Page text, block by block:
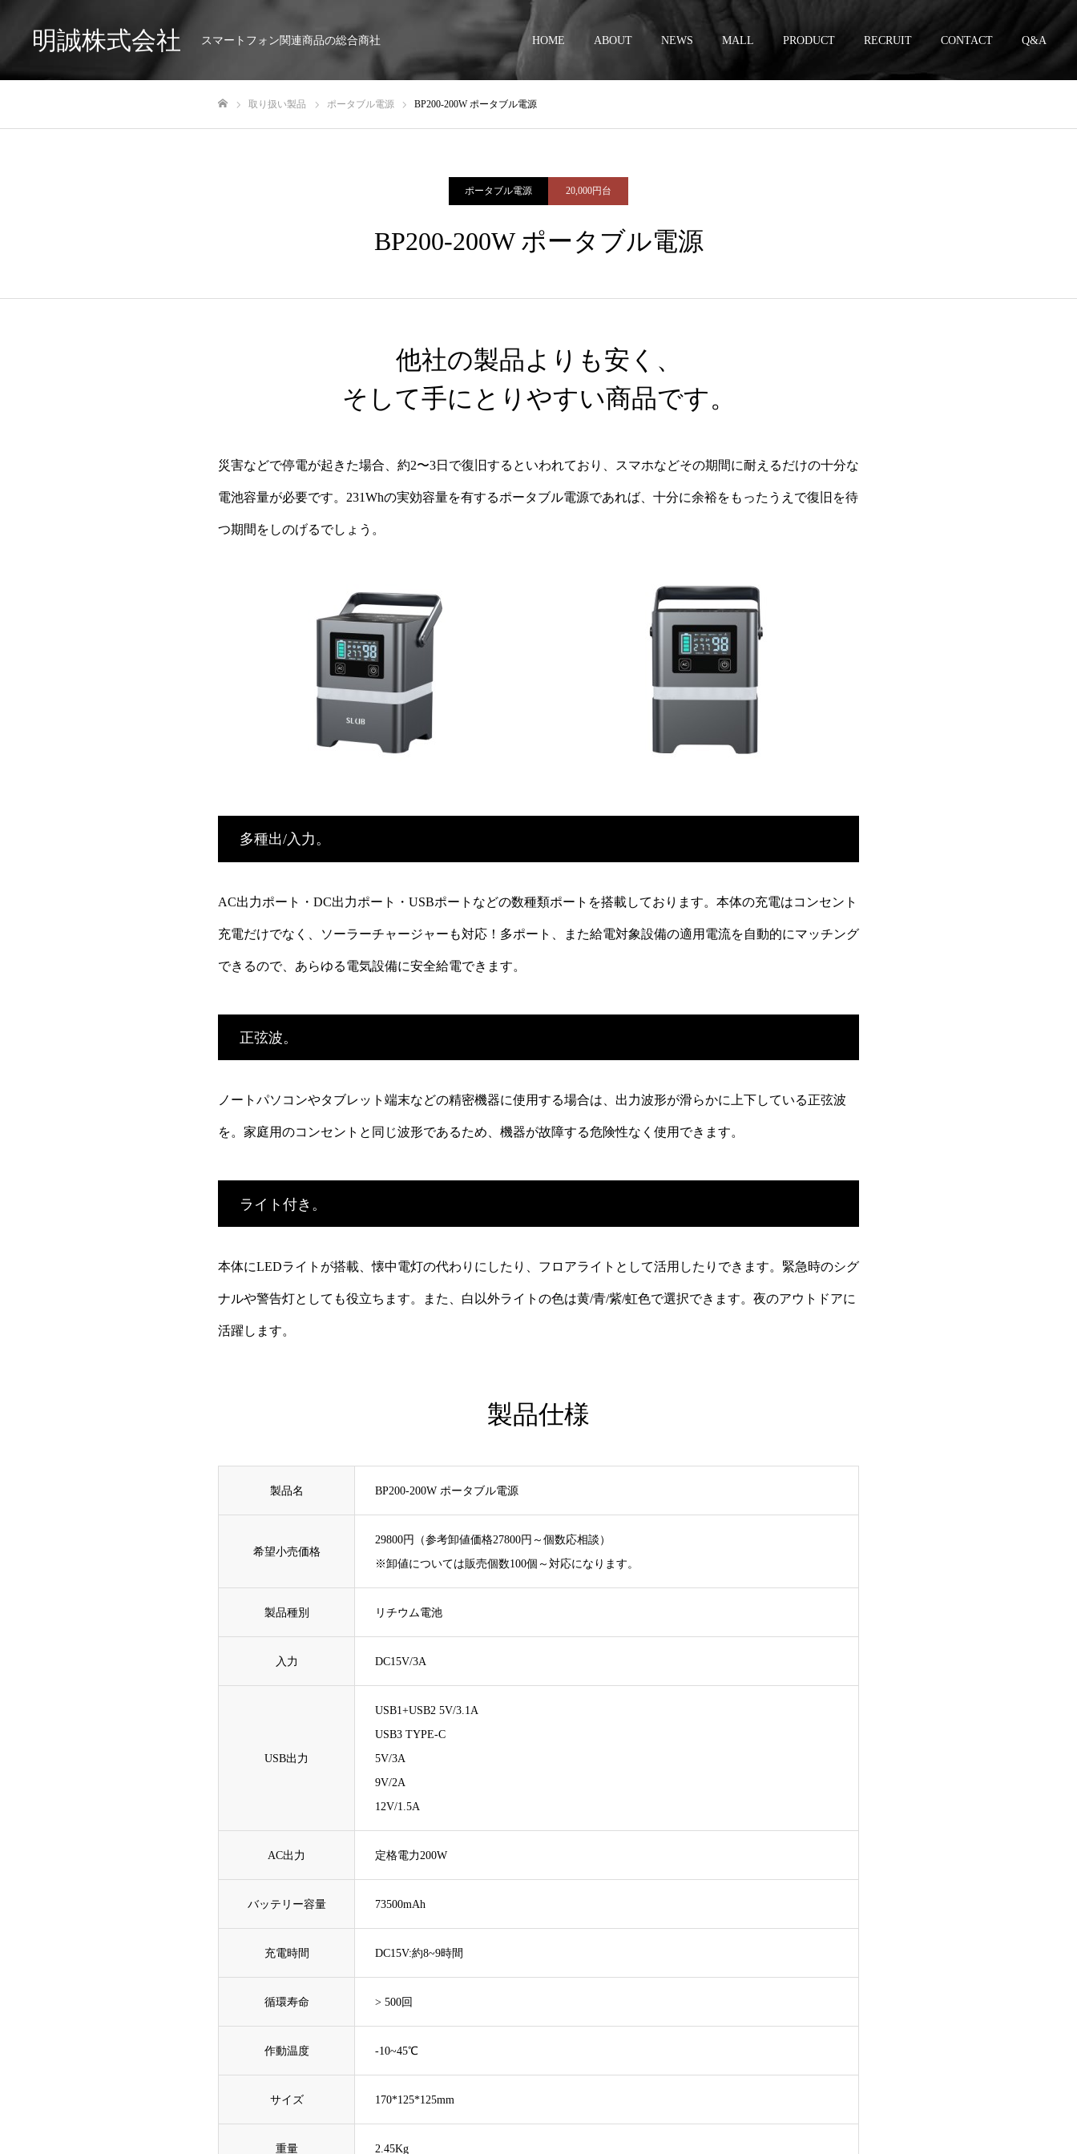
明誠株式会社 スマートフォン関連商品の総合商社 HOME ABOUT NEWS MALL PRODUCT RECRUIT CONTACT Q&A
取り扱い製品 ポータブル電源 BP200-200W ポータブル電源
ポータブル電源 20,000円台
BP200-200W ポータブル電源
他社の製品よりも安く、
そして手にとりやすい商品です。
災害などで停電が起きた場合、約2〜3日で復旧するといわれており、スマホなどその期間に耐えるだけの十分な
電池容量が必要です。231Whの実効容量を有するポータブル電源であれば、十分に余裕をもったうえで復旧を待
つ期間をしのげるでしょう。
多種出/入力。
AC出力ポート・DC出力ポート・USBポートなどの数種類ポートを搭載しております。本体の充電はコンセント
充電だけでなく、ソーラーチャージャーも対応！多ポート、また給電対象設備の適用電流を自動的にマッチング
できるので、あらゆる電気設備に安全給電できます。
正弦波。
ノートパソコンやタブレット端末などの精密機器に使用する場合は、出力波形が滑らかに上下している正弦波
を。家庭用のコンセントと同じ波形であるため、機器が故障する危険性なく使用できます。
ライト付き。
本体にLEDライトが搭載、懐中電灯の代わりにしたり、フロアライトとして活用したりできます。緊急時のシグ
ナルや警告灯としても役立ちます。また、白以外ライトの色は黄/青/紫/虹色で選択できます。夜のアウトドアに
活躍します。
製品仕様
製品名 BP200-200W ポータブル電源
希望小売価格
29800円（参考卸値価格27800円～個数応相談）
※卸値については販売個数100個～対応になります。
製品種別 リチウム電池
入力 DC15V/3A
USB出力
USB1+USB2 5V/3.1A
USB3 TYPE-C
5V/3A
9V/2A
12V/1.5A
AC出力 定格電力200W
バッテリー容量 73500mAh
充電時間 DC15V:約8~9時間
循環寿命 > 500回
作動温度 -10~45℃
サイズ 170*125*125mm
重量 2.45Kg